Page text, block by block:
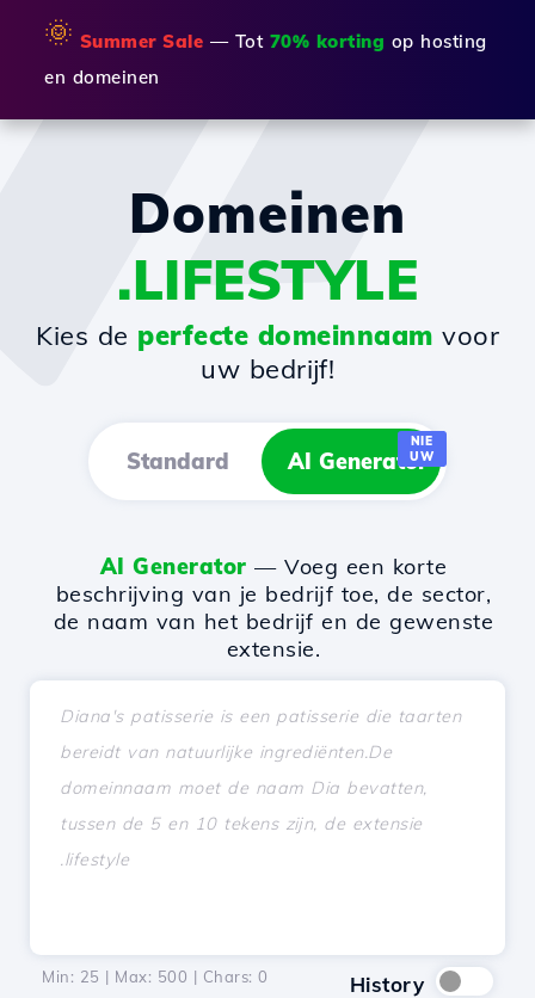
🌞 Summer Sale — Tot 70% korting op hosting
en domeinen
Domeinen
.LIFESTYLE
Kies de perfecte domeinnaam voor
uw bedrijf!
Standard AI Generator
NIE
UW
AI Generator — Voeg een korte
beschrijving van je bedrijf toe, de sector,
de naam van het bedrijf en de gewenste
extensie.
Min: 25 | Max: 500 | Chars: 0 History